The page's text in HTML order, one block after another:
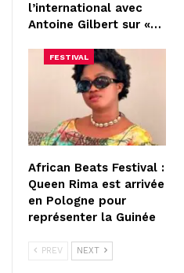
l’international avec
Antoine Gilbert sur «…
FESTIVAL
African Beats Festival :
Queen Rima est arrivée
en Pologne pour
représenter la Guinée
PREV NEXT